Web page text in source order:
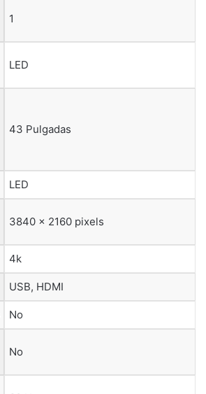
‎1
‎LED
‎43 Pulgadas
‎LED
‎3840 x 2160 pixels
‎4k
‎USB, HDMI
‎No
‎No